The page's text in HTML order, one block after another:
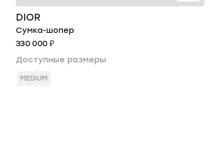
DIOR
Сумка-шопер
330 000 ₽
Доступные размеры
MEDIUM